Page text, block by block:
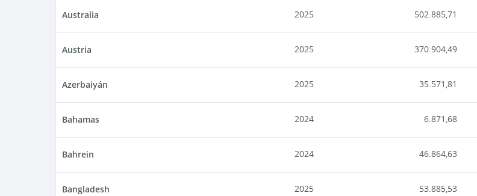
Australia 2025 502.885,71
Austria 2025 370.904,49
Azerbaiyán 2025 35.571,81
Bahamas 2024 6.871,68
Bahrein 2024 46.864,63
Bangladesh 2025 53.885,53